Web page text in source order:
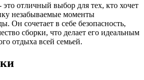
отличный выбор для тех, кто хочет
незабываемые моменты
Он сочетает в себе безопасность,
сборки, что делает его идеальным
отдыха всей семьей.